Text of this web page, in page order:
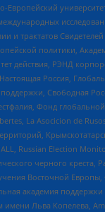
Европейский
и трактатов
политики,
действия, РЭНД
Россия,
поддержки, Свободная
Фонд
La Asocicion de
Russian Election
черного креста,
Восточной
академия
имени Льва Копелева,